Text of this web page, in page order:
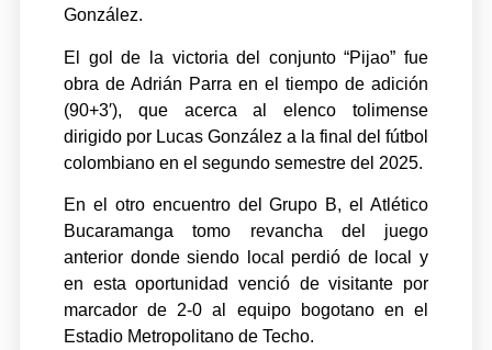
González.
El gol de la victoria del conjunto “Pijao” fue
obra de Adrián Parra en el tiempo de adición
(90+3′), que acerca al elenco tolimense
dirigido por Lucas González a la final del fútbol
colombiano en el segundo semestre del 2025.
En el otro encuentro del Grupo B, el Atlético
Bucaramanga tomo revancha del juego
anterior donde siendo local perdió de local y
en esta oportunidad venció de visitante por
marcador de 2-0 al equipo bogotano en el
Estadio Metropolitano de Techo.